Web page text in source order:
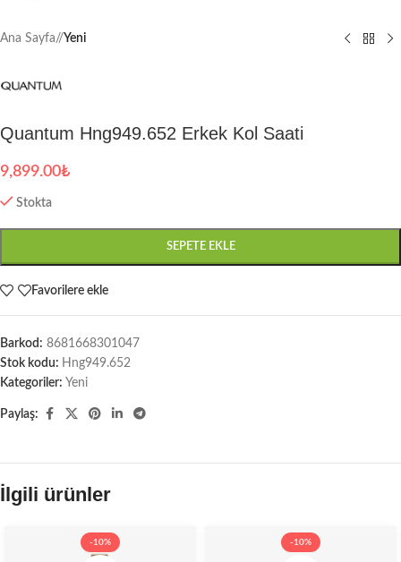
Ana Sayfa/ Yeni
Quantum Hng949.652 Erkek Kol Saati
9,899.00₺
Stokta
SEPETE EKLE
Favorilere ekle
Barkod: 8681668301047
Stok kodu: Hng949.652
Kategoriler: Yeni
Paylaş:
İlgili ürünler
-10% -10%